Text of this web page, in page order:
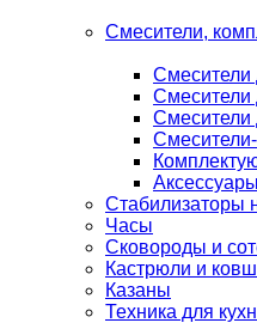
Смесители,
Смесители
Смесители
Смесители
Стабилизаторы
Часы
Сковороды и
Кастрюли и
Казаны
Техника для